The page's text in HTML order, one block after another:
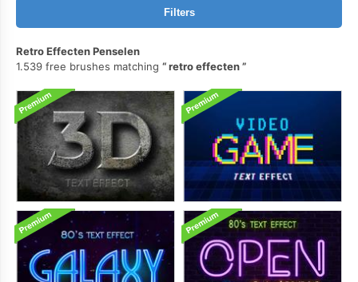
Filters
Retro Effecten Penselen
1.539 free brushes matching
retro effecten